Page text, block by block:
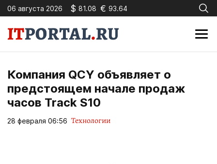
06 августа 2026 $ 81.08 € 93.64
Компания QCY объявляет о
предстоящем начале продаж
часов Track S10
28 февраля 06:56 Технологии